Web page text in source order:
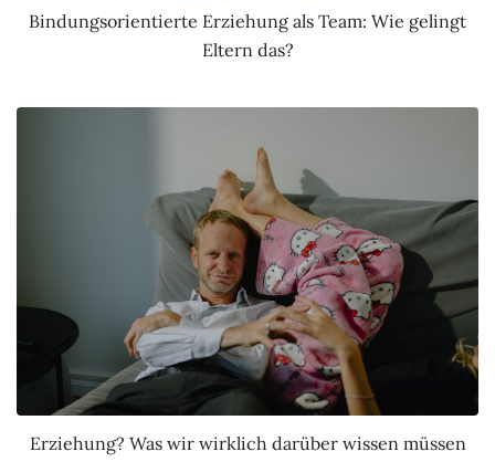
Bindungsorientierte Erziehung als Team: Wie gelingt
Eltern das?
Erziehung? Was wir wirklich darüber wissen müssen